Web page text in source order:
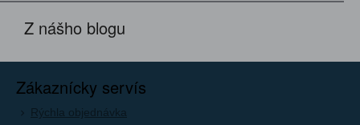
Z nášho blogu
Zákaznícky servís
Rýchla objednávka